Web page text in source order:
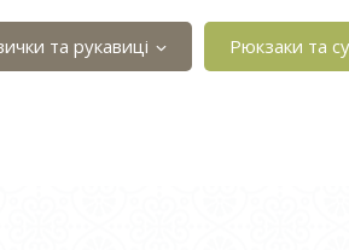
та рукавиці Рюкзаки та